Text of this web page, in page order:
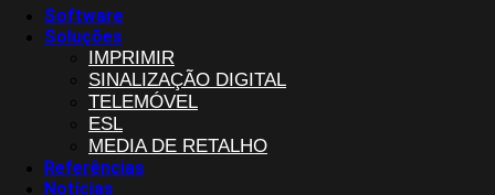
Software
Soluções
IMPRIMIR
SINALIZAÇÃO DIGITAL
TELEMÓVEL
ESL
MEDIA DE RETALHO
Referências
Notícias